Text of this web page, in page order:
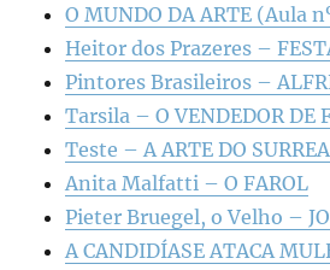
O MUNDO DA ARTE (Aula
Heitor dos Prazeres –
Pintores Brasileiros –
Tarsila – O VENDEDOR DE
Teste – A ARTE DO
Anita Malfatti – O FAROL
Pieter Bruegel, o Velho –
A CANDIDÍASE ATACA